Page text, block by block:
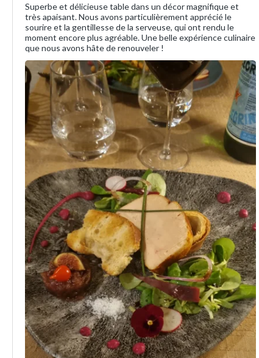
Superbe et délicieuse table dans un décor magnifique et
très apaisant. Nous avons particulièrement apprécié le
sourire et la gentillesse de la serveuse, qui ont rendu le
moment encore plus agréable. Une belle expérience culinaire
que nous avons hâte de renouveler !